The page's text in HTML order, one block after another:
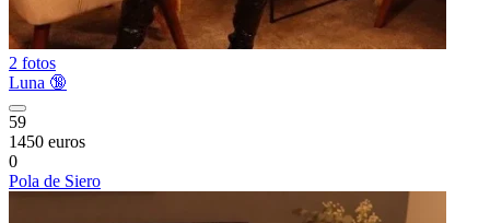
2 fotos
Luna 🔞
59
1450 euros
0
Pola de Siero